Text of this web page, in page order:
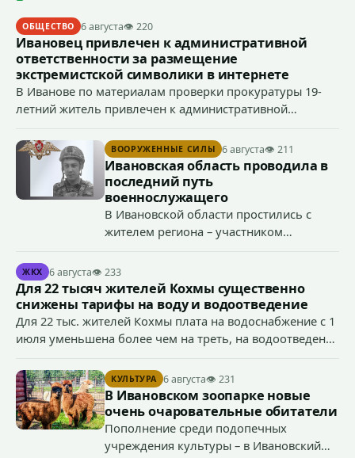
ОБЩЕСТВО 6 августа👁 220
Ивановец привлечен к административной
ответственности за размещение
экстремистской символики в интернете
В Иванове по материалам проверки прокуратуры 19-
летний житель привлечен к административной
демонстрирование символики экстремистской
организации, если эти действия не содержат признаков
уголовно наказуемого деяния) за размещение
экстремистской символики в сети Интернет.
ВООРУЖЕННЫЕ СИЛЫ 6 августа👁 211
Ивановская область проводила в
последний путь
военнослужащего
В Ивановской области простились с
жителем региона – участником
Антоном Тумановым.
ЖКХ 6 августа👁 233
Для 22 тысяч жителей Кохмы существенно
снижены тарифы на воду и водоотведение
Для 22 тыс. жителей Кохмы плата на водоснабжение с 1
июля уменьшена более чем на треть, на водоотведение
началу работы в городе областного предприятия
«Водоканал.
КУЛЬТУРА 6 августа👁 231
В Ивановском зоопарке новые
очень очаровательные обитатели
Пополнение среди подопечных
учреждения культуры – в Ивановский